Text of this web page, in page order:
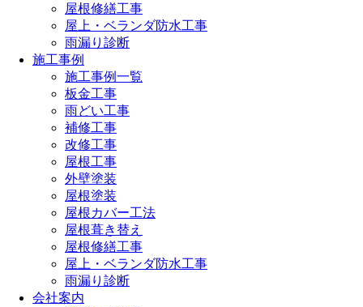
屋根修繕工事
屋上・ベランダ防水工事
雨漏り診断
施工事例
施工事例一覧
板金工事
雨どい工事
補修工事
改修工事
屋根工事
外壁塗装
屋根塗装
屋根カバー工法
屋根葺き替え
屋根修繕工事
屋上・ベランダ防水工事
雨漏り診断
会社案内